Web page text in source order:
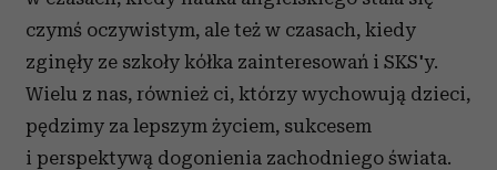
czymś oczywistym, ale też w czasach, kiedy
zginęły ze szkoły kółka zainteresowań i SKS'y.
Wielu z nas, również ci, którzy wychowują dzieci,
pędzimy za lepszym życiem, sukcesem
i perspektywą dogonienia zachodniego świata.